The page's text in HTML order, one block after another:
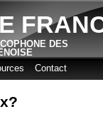
DES
Contact